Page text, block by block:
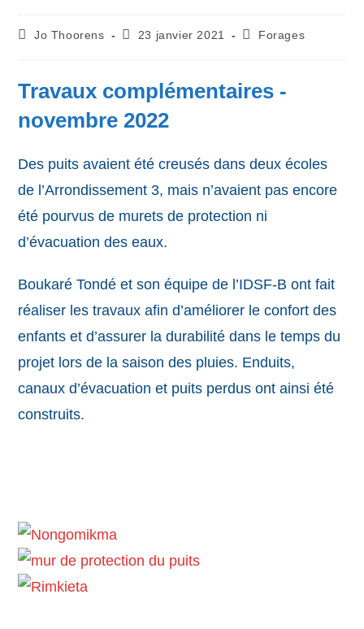
Auteur/autrice
Jo Thoorens
Publication
23 janvier 2021
PostForages
Travaux complémentaires -
novembre 2022
Des puits avaient été creusés dans deux écoles
de l’Arrondissement 3, mais n’avaient pas encore
été pourvus de murets de protection ni
d’évacuation des eaux.
Boukaré Tondé et son équipe de l’IDSF-B ont fait
réaliser les travaux afin d’améliorer le confort des
enfants et d’assurer la durabilité dans le temps du
projet lors de la saison des pluies. Enduits,
canaux d’évacuation et puits perdus ont ainsi été
construits.